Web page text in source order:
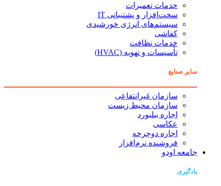
خدمات تعمیرات
سخت‌افزار و پشتیبانی IT
سیستم‌های انرژی خورشیدی
کفاشی
خدمات نظافت
تأسیسات و تهویه (HVAC)
سایر صنایع
سازمان غیرانتفاعی
سازمان محیط زیست
اجاره بیلبورد
عکاسی
اجاره دوچرخه
فروشنده نرم‌افزار
جامعه اودو
یادگیری